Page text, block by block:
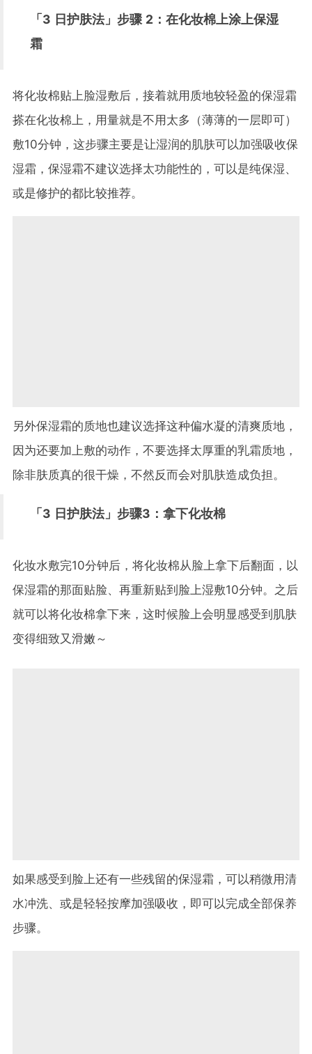
「3 日护肤法」步骤 2 ：在化妆棉上涂上保湿
霜
将化妆棉贴上脸湿敷后，接着就用质地较轻盈的保湿霜
搽在化妆棉上，用量就是不用太多（薄薄的一层即可）
敷10分钟，这步骤主要是让湿润的肌肤可以加强吸收保
湿霜，保湿霜不建议选择太功能性的，可以是纯保湿、
或是修护的都比较推荐。
另外保湿霜的质地也建议选择这种偏水凝的清爽质地，
因为还要加上敷的动作，不要选择太厚重的乳霜质地，
除非肤质真的很干燥，不然反而会对肌肤造成负担。
「 3 日护肤法」步骤3 ：拿下化妆棉
化妆水敷完10分钟后，将化妆棉从脸上拿下后翻面，以
保湿霜的那面贴脸、再重新贴到脸上湿敷10分钟。之后
就可以将化妆棉拿下来，这时候脸上会明显感受到肌肤
变得细致又滑嫩～
如果感受到脸上还有一些残留的保湿霜，可以稍微用清
水冲洗、或是轻轻按摩加强吸收，即可以完成全部保养
步骤。